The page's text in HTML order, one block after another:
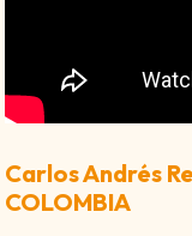
Carlos Andrés
COLOMBIA